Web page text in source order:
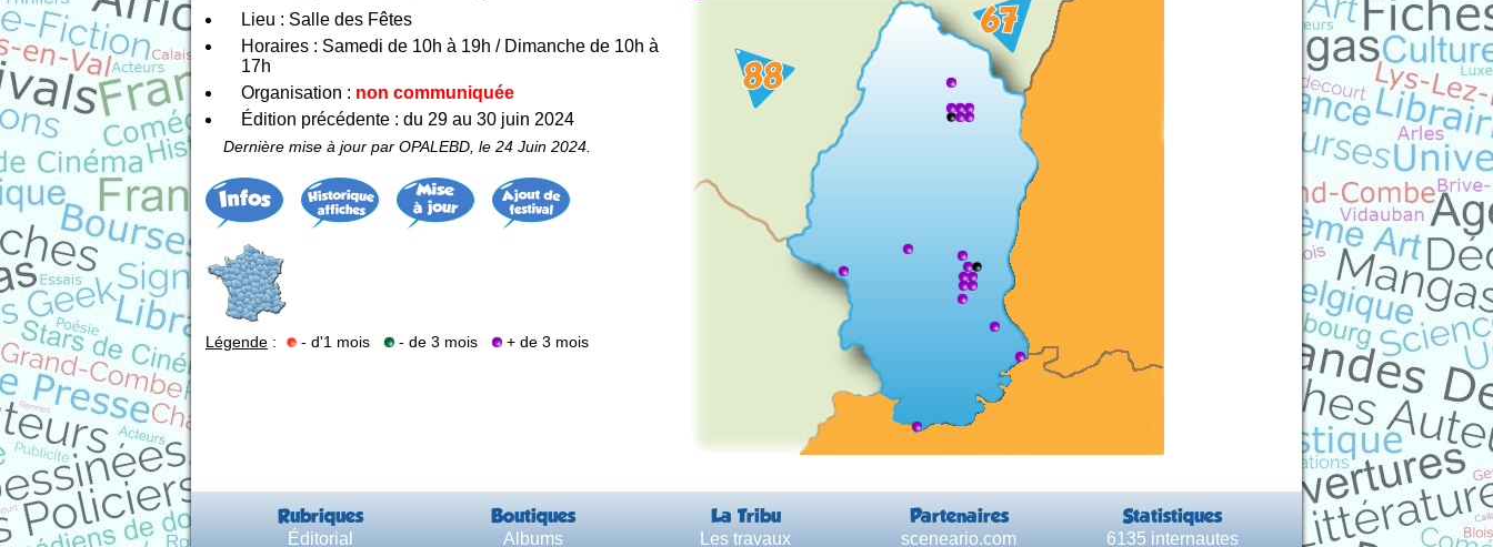
Lieu : Salle des Fêtes
Horaires : Samedi de 10h à 19h / Dimanche de 10h à
17h
Organisation : non communiquée
Édition précédente : du 29 au 30 juin 2024
Dernière mise à jour par OPALEBD, le 24 Juin 2024.
Légende : - d'1 mois - de 3 mois + de 3 mois
Rubriques Boutiques La Tribu Partenaires Statistiques
Éditorial Albums Les travaux sceneario.com 6135 internautes